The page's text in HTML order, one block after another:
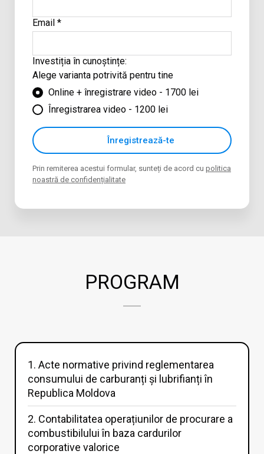
Email *
Investiția în cunoștințe:
Alege varianta potrivită pentru tine
Online + înregistrare video - 1700 lei
Înregistrarea video - 1200 lei
Înregistrează-te
Prin remiterea acestui formular, sunteți de acord cu politica
noastră de confidențialitate
PROGRAM
1. Acte normative privind reglementarea
consumului de carburanți și lubrifianți în
Republica Moldova
2. Contabilitatea operațiunilor de procurare a
combustibilului în baza cardurilor
corporative valorice